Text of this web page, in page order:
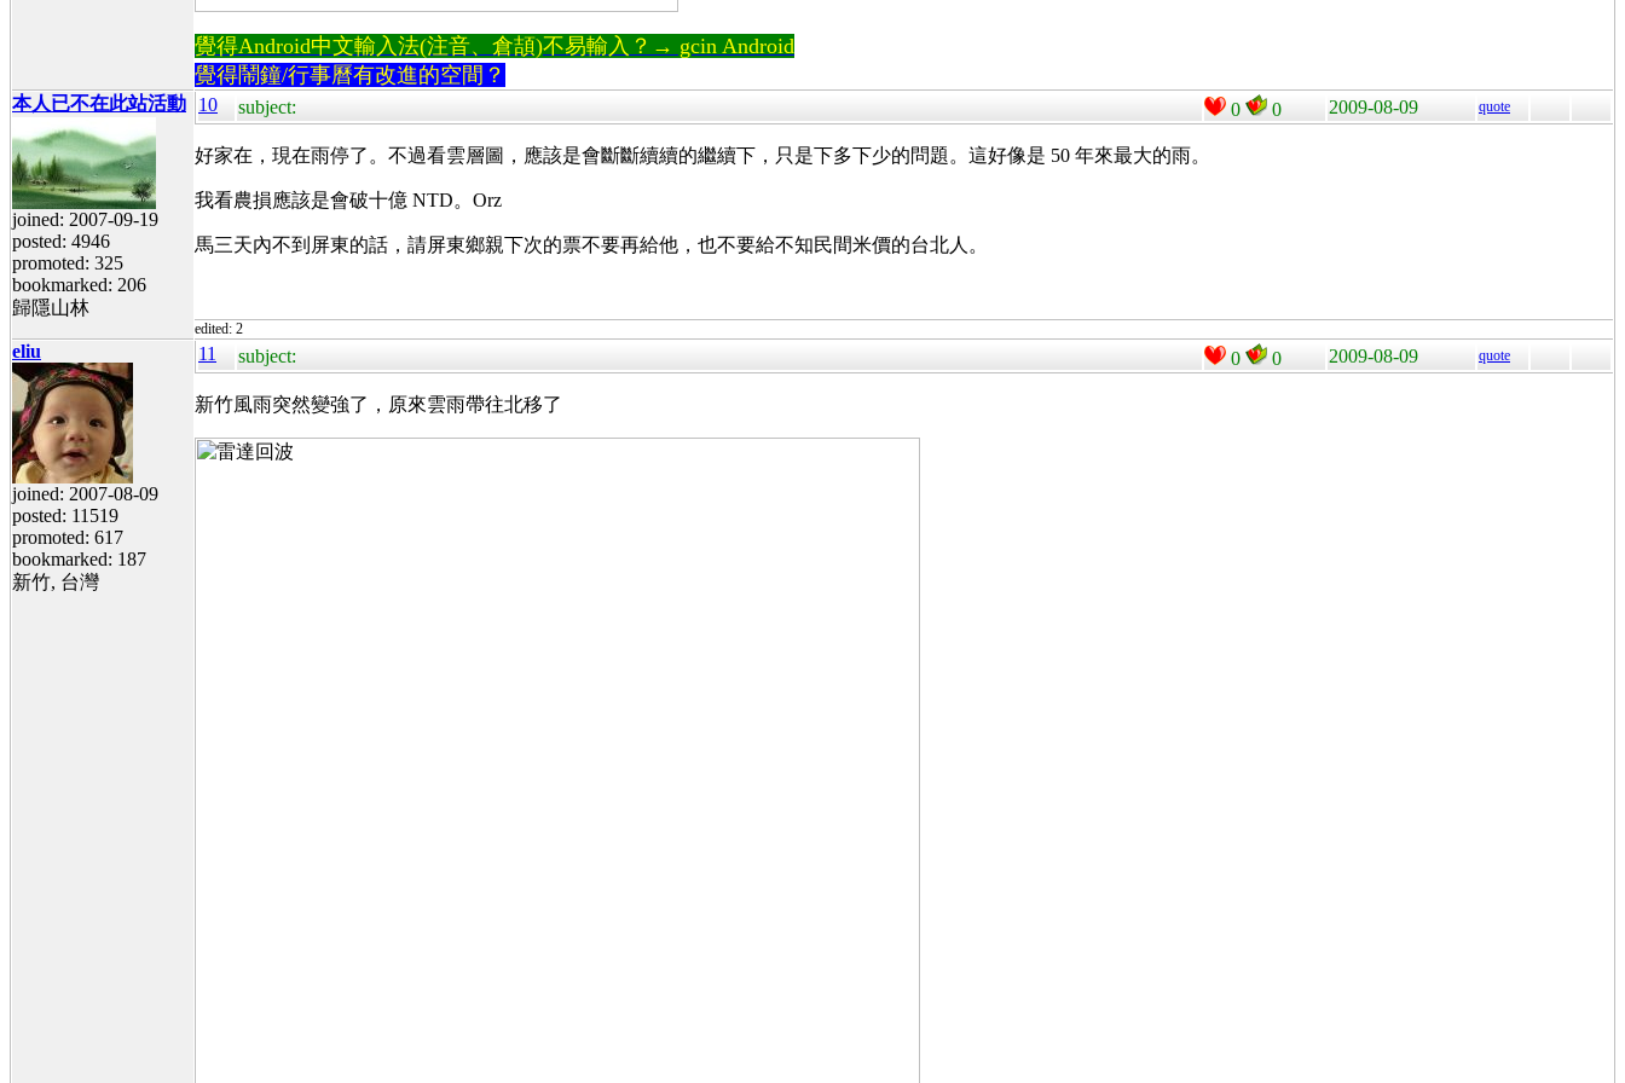
覺得Android中文輸入法(注音、倉頡)不易輸入？→ gcin Android
覺得鬧鐘/行事曆有改進的空間？
本人已不在此站活動
joined: 2007-09-19
posted: 4946
promoted: 325
bookmarked: 206
歸隱山林
10 subject: 0 0 2009-08-09 quote
好家在，現在雨停了。不過看雲層圖，應該是會斷斷續續的繼續下，只是下多下少的問題。這好像是 50 年來最大的雨。
我看農損應該是會破十億 NTD。Orz
馬三天內不到屏東的話，請屏東鄉親下次的票不要再給他，也不要給不知民間米價的台北人。
edited: 2
eliu
joined: 2007-08-09
posted: 11519
promoted: 617
bookmarked: 187
新竹, 台灣
11 subject: 0 0 2009-08-09 quote
新竹風雨突然變強了，原來雲雨帶往北移了